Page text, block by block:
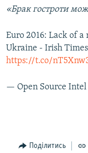
«Брак гостроти
Euro 2016: Lack of
Ukraine - Irish
https://t.co/
— Open Source Intel
Поділитись